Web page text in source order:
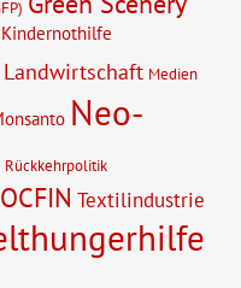
Kindernothilfe
Landwirtschaft Medien
Neo-
Rückkehrpolitik
Textilindustrie